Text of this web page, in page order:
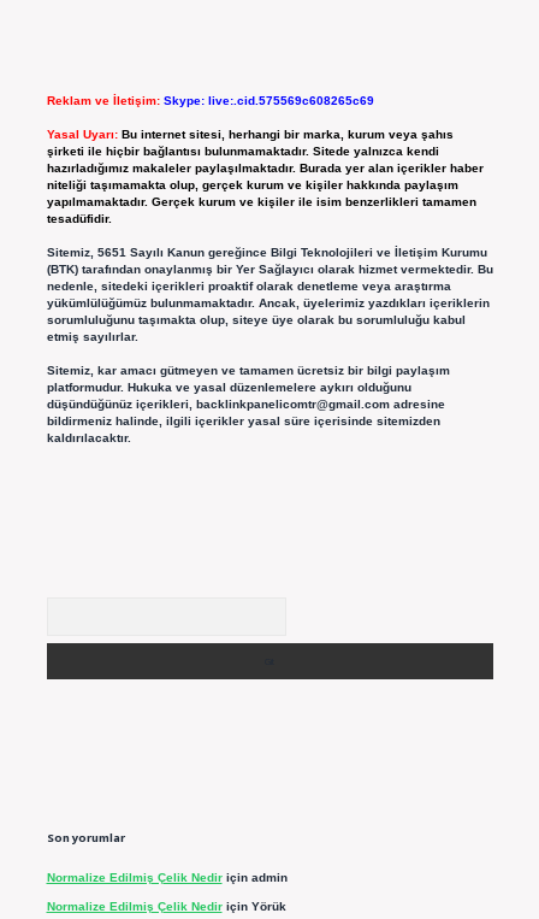
Reklam ve İletişim: Skype: live:.cid.575569c608265c69
Yasal Uyarı: Bu internet sitesi, herhangi bir marka, kurum veya şahıs
şirketi ile hiçbir bağlantısı bulunmamaktadır. Sitede yalnızca kendi
hazırladığımız makaleler paylaşılmaktadır. Burada yer alan içerikler haber
niteliği taşımamakta olup, gerçek kurum ve kişiler hakkında paylaşım
yapılmamaktadır. Gerçek kurum ve kişiler ile isim benzerlikleri tamamen
tesadüfidir.
Sitemiz, 5651 Sayılı Kanun gereğince Bilgi Teknolojileri ve İletişim Kurumu
(BTK) tarafından onaylanmış bir Yer Sağlayıcı olarak hizmet vermektedir. Bu
nedenle, sitedeki içerikleri proaktif olarak denetleme veya araştırma
yükümlülüğümüz bulunmamaktadır. Ancak, üyelerimiz yazdıkları içeriklerin
sorumluluğunu taşımakta olup, siteye üye olarak bu sorumluluğu kabul
etmiş sayılırlar.
Sitemiz, kar amacı gütmeyen ve tamamen ücretsiz bir bilgi paylaşım
platformudur. Hukuka ve yasal düzenlemelere aykırı olduğunu
düşündüğünüz içerikleri, backlinkpanelicomtr@gmail.comadresine
bildirmeniz halinde, ilgili içerikler yasal süre içerisinde sitemizden
kaldırılacaktır.
Son yorumlar
Normalize Edilmiş Çelik Nediriçin admin
Normalize Edilmiş Çelik Nediriçin Yörük